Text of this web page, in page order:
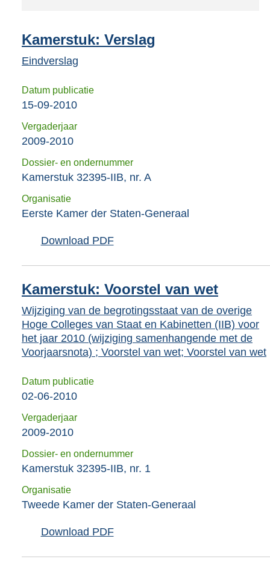
te
bevestigen.
Kamerstuk: Verslag
Eindverslag
Datum publicatie
15-09-2010
Vergaderjaar
2009-2010
Dossier- en ondernummer
Kamerstuk 32395-IIB, nr. A
Organisatie
Eerste Kamer der Staten-Generaal
Download PDF
Kamerstuk: Voorstel van wet
Wijziging van de begrotingsstaat van de overige
Hoge Colleges van Staat en Kabinetten (IIB) voor
het jaar 2010 (wijziging samenhangende met de
Voorjaarsnota) ; Voorstel van wet; Voorstel van wet
Datum publicatie
02-06-2010
Vergaderjaar
2009-2010
Dossier- en ondernummer
Kamerstuk 32395-IIB, nr. 1
Organisatie
Tweede Kamer der Staten-Generaal
Download PDF